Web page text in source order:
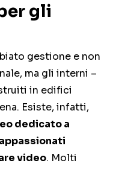
gli
gestione e non
ma gli interni –
in edifici
Esiste, infatti,
dedicato a
video. Molti